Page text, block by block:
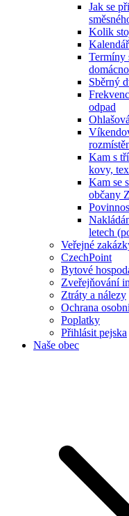
Jak se
Kolik
Termíny
Sběrný
odpad
Kam s
kovy,
Kam se
občany
letech
Veřejné
CzechPoint
Bytové
Zveřejňování
Ztráty a nálezy
Ochrana
Poplatky
Přihlásit pejska
Naše obec